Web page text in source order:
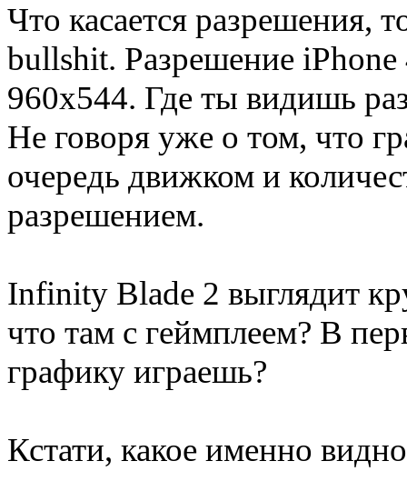
Что касается разрешения,
bullshit. Разрешение
960x544. Где ты видишь
Не говоря уже о том, что
очередь движком и
разрешением.
Infinity Blade 2 выглядит
что там с геймплеем? В
графику играешь?
Кстати, какое именно